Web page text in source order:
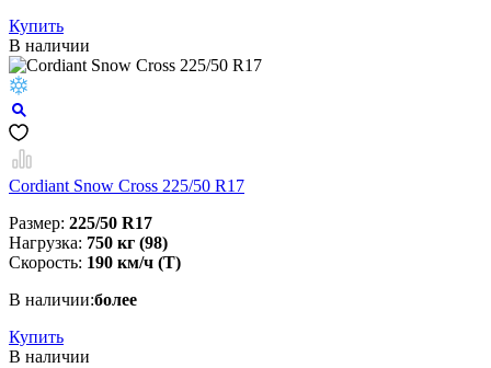
Купить
В наличии
Cordiant Snow Cross 225/50 R17
Размер: 225/50 R17
Нагрузка: 750 кг (98)
Скорость: 190 км/ч (T)
В наличии:более
Купить
В наличии